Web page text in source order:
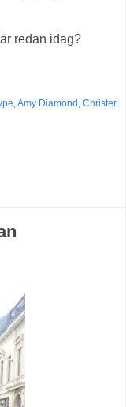
redan idag?
,Amy Diamond , Christer